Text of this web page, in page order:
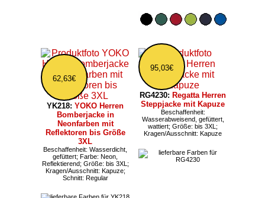
62,63€
YK218: YOKO Herren
Bomberjacke in
Neonfarben mit
Reflektoren bis Größe
3XL
Beschaffenheit: Wasserdicht,
gefüttert; Farbe: Neon,
Reflektierend; Größe: bis 3XL;
Kragen/Ausschnitt: Kapuze;
Schnitt: Regular
95,03€
RG4230: Regatta Herren
Steppjacke mit Kapuze
Beschaffenheit:
Wasserabweisend, gefüttert,
wattiert; Größe: bis 3XL;
Kragen/Ausschnitt: Kapuze